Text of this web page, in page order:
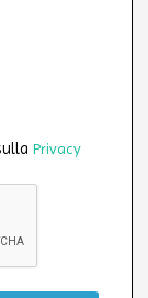
Privacy